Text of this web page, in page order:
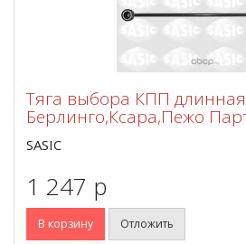
Тяга выбора КПП
Берлинго,Ксара,Пежо
SASIC
1 247 p
В корзину Отложить